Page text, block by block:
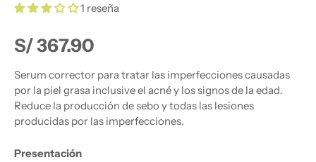
1 reseña
Precio normal
S/ 367.90
Serum corrector para tratar las imperfecciones causadas
por la piel grasa inclusive el acné y los signos de la edad.
Reduce la producción de sebo y todas las lesiones
producidas por las imperfecciones.
Presentación